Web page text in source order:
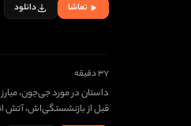
تماشا دانلود
۳۷ دقیقه
داستان در مورد جی‌جون،
قبل از بازنشستگی‌اش، آتش